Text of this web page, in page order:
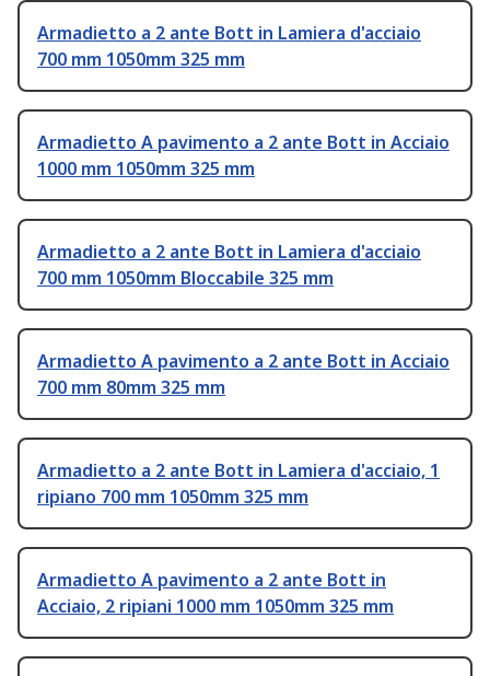
Armadietto a 2 ante Bott in Lamiera d'acciaio
700 mm 1050mm 325 mm
Armadietto A pavimento a 2 ante Bott in Acciaio
1000 mm 1050mm 325 mm
Armadietto a 2 ante Bott in Lamiera d'acciaio
700 mm 1050mm Bloccabile 325 mm
Armadietto A pavimento a 2 ante Bott in Acciaio
700 mm 80mm 325 mm
Armadietto a 2 ante Bott in Lamiera d'acciaio, 1
ripiano 700 mm 1050mm 325 mm
Armadietto A pavimento a 2 ante Bott in
Acciaio, 2 ripiani 1000 mm 1050mm 325 mm